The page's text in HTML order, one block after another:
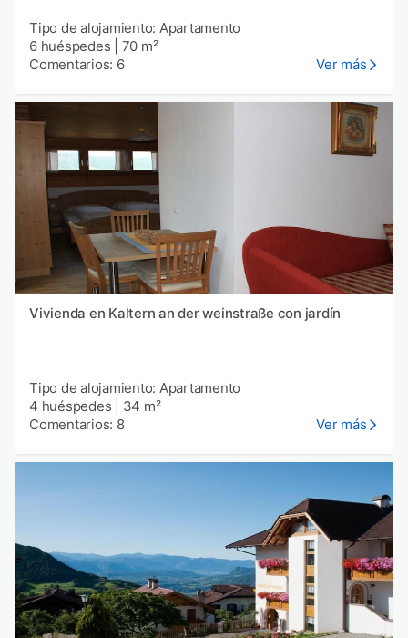
Tipo de alojamiento: Apartamento
6 huéspedes
70 m²
Comentarios: 6
Ver más
Vivienda en Kaltern an der weinstraße con jardín
Tipo de alojamiento: Apartamento
4 huéspedes
34 m²
Comentarios: 8
Ver más